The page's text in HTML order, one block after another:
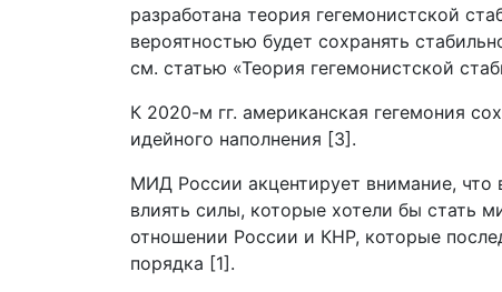
разработана теория гегемонистской
вероятностью будет сохранять
см. статью «Теория гегемонистской
К 2020-м гг. американская гегемония
идейного наполнения [3].
МИД России акцентирует внимание, что
влиять силы, которые хотели бы стать
отношении России и КНР, которые
порядка [1].